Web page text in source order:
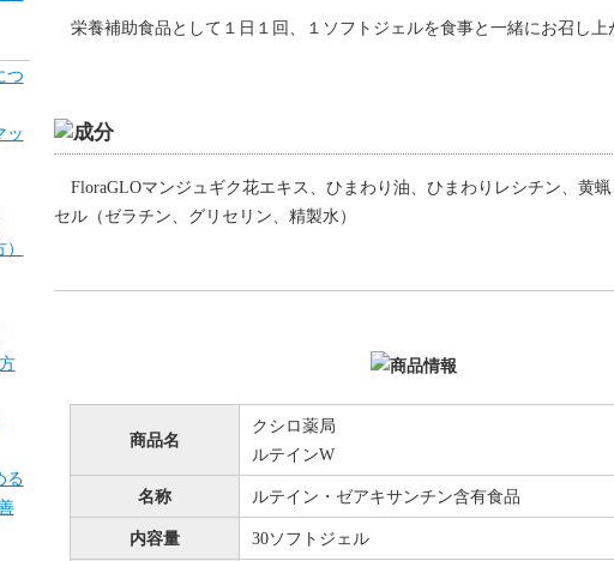
栄養補助食品として１日１回、１ソフトジェルを食事と一緒にお召し上
FloraGLOマンジュギク花エキス、ひまわり油、ひまわりレシチン、黄
セル（ゼラチン、グリセリン、精製水）
商品名
クシロ薬局
ルテインW
名称 ルテイン・ゼアキサンチン含有食品
内容量 30ソフトジェル